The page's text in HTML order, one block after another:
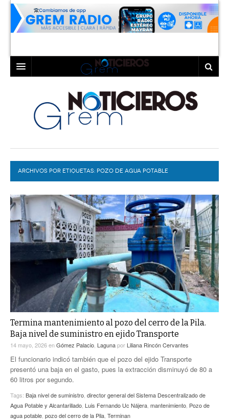
LAGUNA
TORREÓN
GÓMEZ PALACIO
LERDO
COAHUILA
DURANGO
DEPORTES
EL EXACTO
EXA INFORMA
GLOBO
CONTEXTOS
TRAYECTO LAGUNA
A MEDIA MAÑANA
A TODA LEY
DIÁLOGOS CON LA HISTORIA
TWEETS AND BEATS
LA MEJOR 97.1 ESTÉREO GALLITO
ACTUALIDADES GREM
PULSO
LA MEJOR INFORMACIÓN
COLABORADORES
PC29
ACTUALIDADES GREM
ARCHIVOS POR ETIQUETAS: POZO DE AGUA POTABLE
Termina mantenimiento al pozo del cerro de la Pila.
Baja nivel de suministro en ejido Transporte
14 mayo, 2026enGómez Palacio Lagunapor Liliana Rincón Cervantes
El funcionario indicó también que el pozo del ejido Transporte
presentó una baja en el gasto, pues la extracción disminuyó de 80 a
60 litros por segundo.
Tags: Baja nivel de suministro director general del Sistema Descentralizado de
Agua Potable y Alcantarillado Luis Fernando Uc Nájera mantenimiento Pozo de
agua potable pozo del cerro de la Pila Terminan